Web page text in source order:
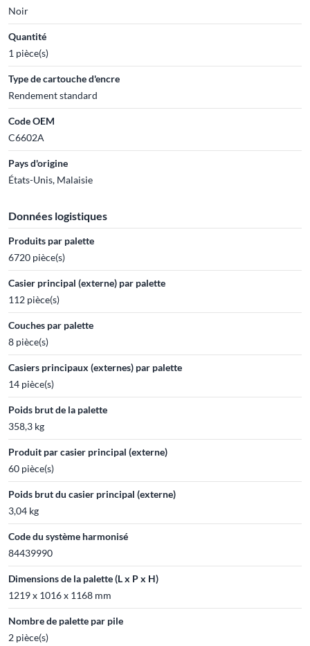
Noir
Quantité
1 pièce(s)
Type de cartouche d'encre
Rendement standard
Code OEM
C6602A
Pays d'origine
États-Unis, Malaisie
Données logistiques
Produits par palette
6720 pièce(s)
Casier principal (externe) par palette
112 pièce(s)
Couches par palette
8 pièce(s)
Casiers principaux (externes) par palette
14 pièce(s)
Poids brut de la palette
358,3 kg
Produit par casier principal (externe)
60 pièce(s)
Poids brut du casier principal (externe)
3,04 kg
Code du système harmonisé
84439990
Dimensions de la palette (L x P x H)
1219 x 1016 x 1168 mm
Nombre de palette par pile
2 pièce(s)